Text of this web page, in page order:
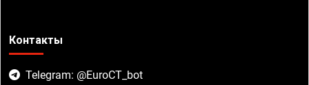
Контакты
Telegram: @EuroCT_bot